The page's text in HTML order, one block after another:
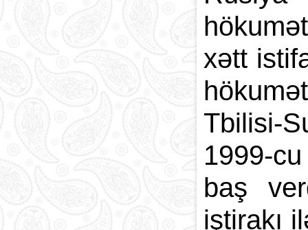
xətt
Tbilisi-
1999-
baş
iştirakı